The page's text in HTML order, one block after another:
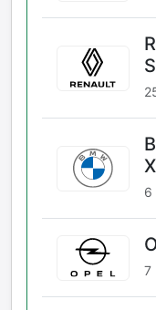
6
7